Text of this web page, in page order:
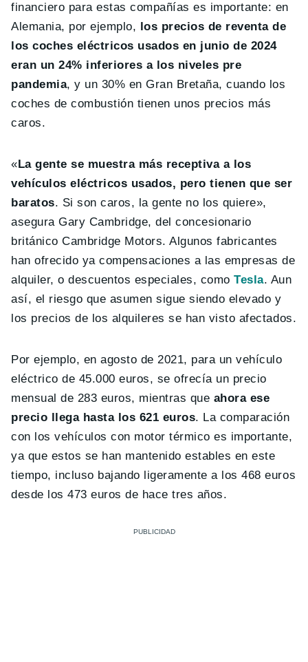
financiero para estas compañías es importante: en
Alemania, por ejemplo, los precios de reventa de
los coches eléctricos usados en junio de 2024
eran un 24% inferiores a los niveles pre
pandemia, y un 30% en Gran Bretaña, cuando los
coches de combustión tienen unos precios más
caros.
«La gente se muestra más receptiva a los
vehículos eléctricos usados, pero tienen que ser
baratos. Si son caros, la gente no los quiere»,
asegura Gary Cambridge, del concesionario
británico Cambridge Motors. Algunos fabricantes
han ofrecido ya compensaciones a las empresas de
alquiler, o descuentos especiales, comoTesla. Aun
así, el riesgo que asumen sigue siendo elevado y
los precios de los alquileres se han visto afectados.
Por ejemplo, en agosto de 2021, para un vehículo
eléctrico de 45.000 euros, se ofrecía un precio
mensual de 283 euros, mientras que ahora ese
precio llega hasta los 621 euros. La comparación
con los vehículos con motor térmico es importante,
ya que estos se han mantenido estables en este
tiempo, incluso bajando ligeramente a los 468 euros
desde los 473 euros de hace tres años.